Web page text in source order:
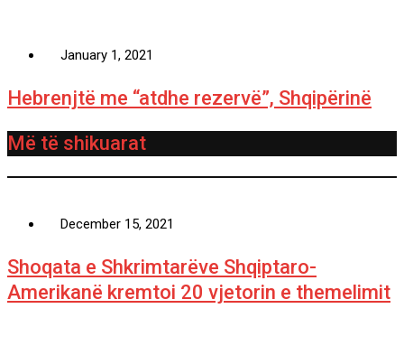
January 1, 2021
Hebrenjtë me “atdhe rezervë”, Shqipërinë
Më të shikuarat
December 15, 2021
Shoqata e Shkrimtarëve Shqiptaro-
Amerikanë kremtoi 20 vjetorin e themelimit